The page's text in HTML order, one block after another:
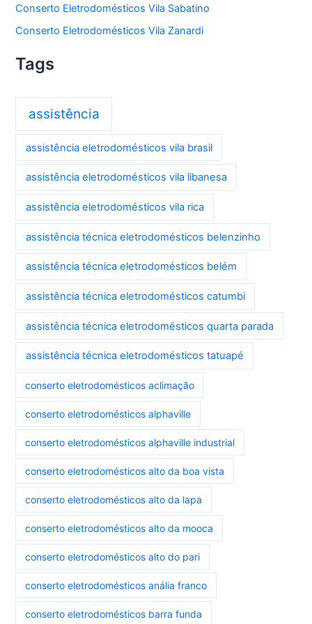
Conserto Eletrodomésticos Vila Sabatino
Conserto Eletrodomésticos Vila Zanardi
Tags
assistência
assistência eletrodomésticos vila brasil
assistência eletrodomésticos vila libanesa
assistência eletrodomésticos vila rica
assistência técnica eletrodomésticos belenzinho
assistência técnica eletrodomésticos belém
assistência técnica eletrodomésticos catumbi
assistência técnica eletrodomésticos quarta parada
assistência técnica eletrodomésticos tatuapé
conserto eletrodomésticos aclimação
conserto eletrodomésticos alphaville
conserto eletrodomésticos alphaville industrial
conserto eletrodomésticos alto da boa vista
conserto eletrodomésticos alto da lapa
conserto eletrodomésticos alto da mooca
conserto eletrodomésticos alto do pari
conserto eletrodomésticos anália franco
conserto eletrodomésticos barra funda